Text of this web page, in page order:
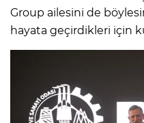
Group ailesini de
hayata geçirdikleri için